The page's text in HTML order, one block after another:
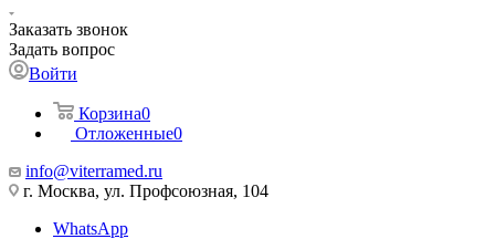
Заказать звонок
Задать вопрос
Войти
Корзина0
Отложенные0
info@viterramed.ru
г. Москва, ул. Профсоюзная, 104
WhatsApp